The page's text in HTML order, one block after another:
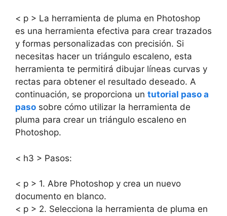
< p > La herramienta de pluma en Photoshop
es una herramienta efectiva para crear trazados
y formas personalizadas con precisión. Si
necesitas hacer un triángulo escaleno, esta
herramienta te permitirá dibujar líneas curvas y
rectas para obtener el resultado deseado. A
continuación, se proporciona un tutorial paso a
paso sobre cómo utilizar la herramienta de
pluma para crear un triángulo escaleno en
Photoshop.
< h3 > Pasos:
< p > 1. Abre Photoshop y crea un nuevo
documento en blanco.
< p > 2. Selecciona la herramienta de pluma en